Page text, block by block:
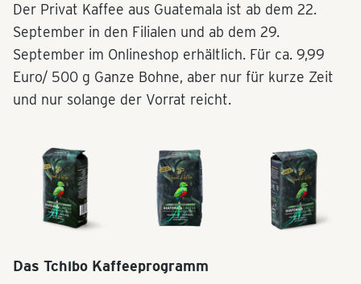
Der Privat Kaffee aus Guatemala ist ab dem 22.
September in den Filialen und ab dem 29.
September im Onlineshop erhältlich. Für ca. 9,99
Euro/ 500 g Ganze Bohne, aber nur für kurze Zeit
und nur solange der Vorrat reicht.
Das Tchibo Kaffeeprogramm